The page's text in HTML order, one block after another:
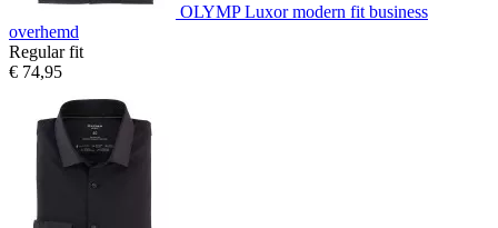
OLYMP Luxor modern fit business
overhemd
Regular fit
€ 74,95